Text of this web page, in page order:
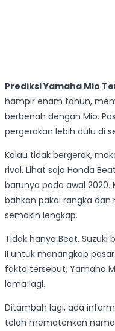
Prediksi Yamaha Mio
hampir enam tahun,
berbenah dengan Mio.
pergerakan lebih dulu di
Kalau tidak bergerak,
rival. Lihat saja Honda
barunya pada awal
bahkan pakai rangka
semakin lengkap.
Tidak hanya Beat, Suzuki
II untuk menangkap
fakta tersebut, Yamaha
lama lagi.
Ditambah lagi, ada
telah mematenkan nama